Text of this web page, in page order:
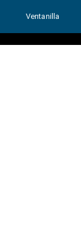
Ventanilla